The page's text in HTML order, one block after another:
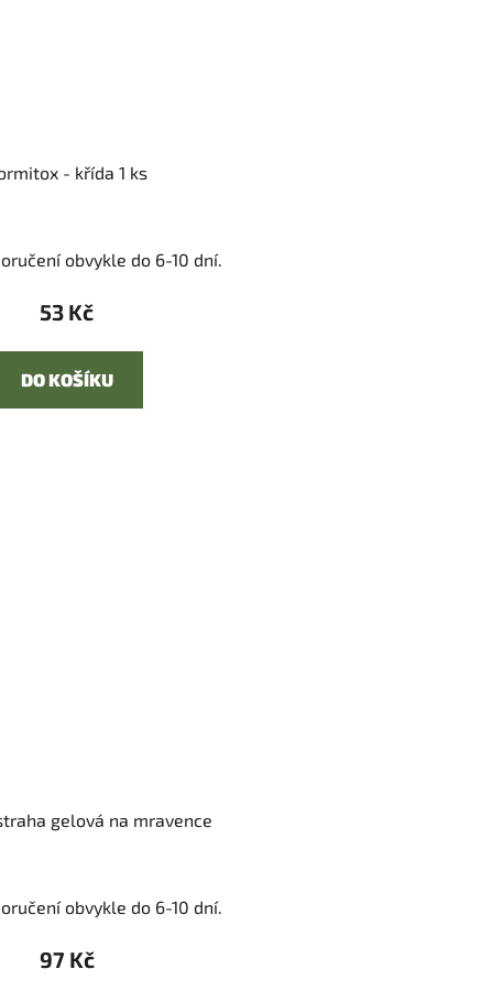
- křída 1 ks
obvykle do 6-10 dní.
53 Kč
DO KOŠÍKU
gelová na mravence
obvykle do 6-10 dní.
97 Kč